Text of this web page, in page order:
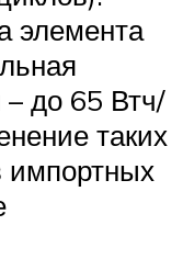
элемента
– до 65 Втч/
таких
импортных